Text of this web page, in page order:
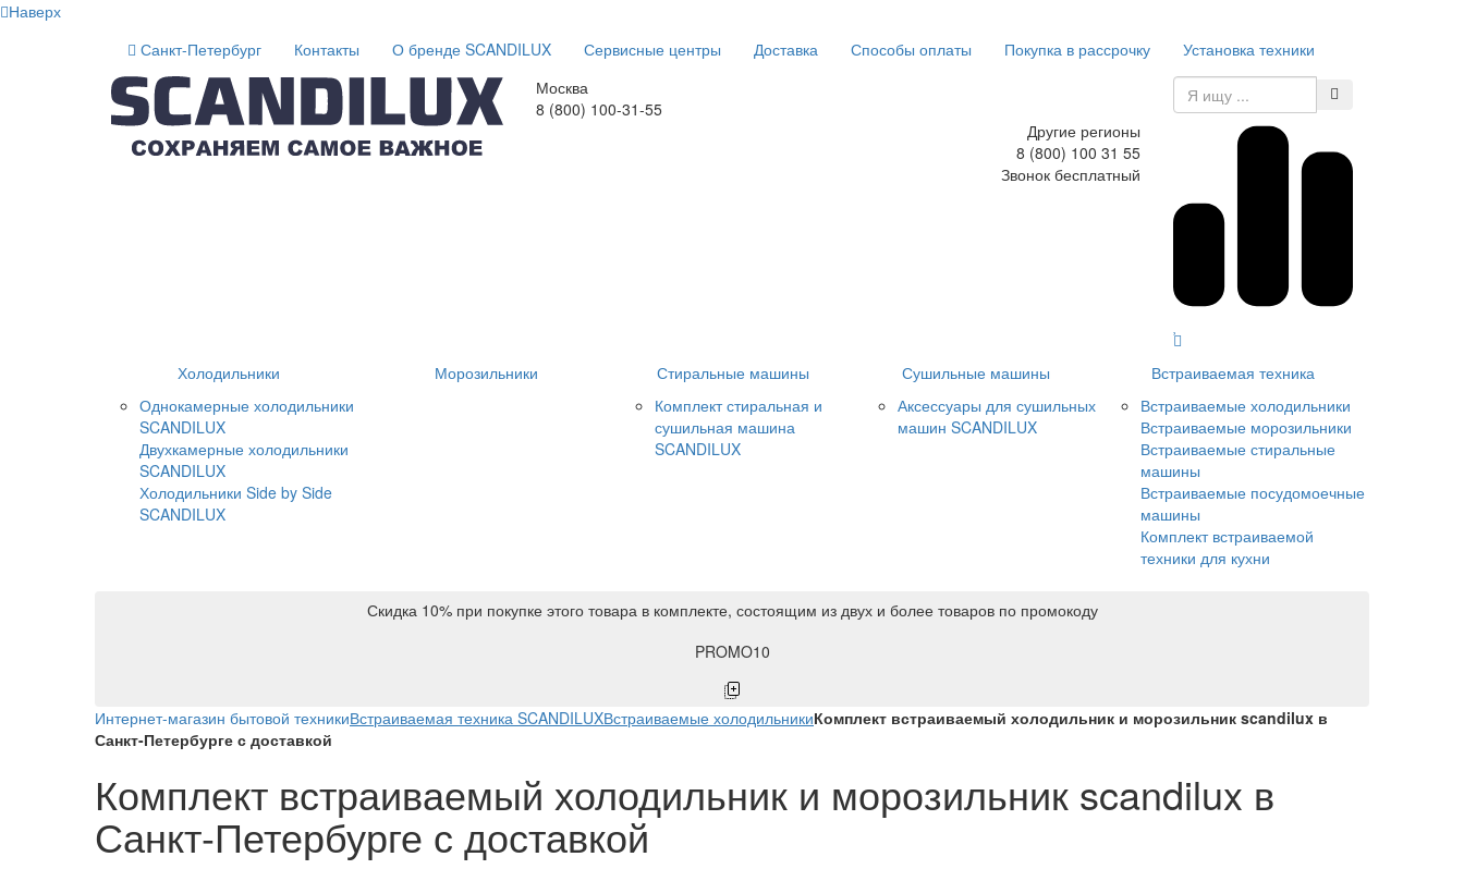
Наверх
Санкт-Петербург
Контакты О бренде SCANDILUX Сервисные центры Доставка Способы оплаты Покупка в рассрочку
Установка техники
Москва
8 (800) 100-31-55
Другие регионы
8 (800) 100 31 55
Звонок бесплатный
Холодильники
Однокамерные холодильники
SCANDILUX
Двухкамерные холодильники
SCANDILUX
Холодильники Side by Side
SCANDILUX
Морозильники
Стиральные машины
Комплект стиральная и
сушильная машина
SCANDILUX
Сушильные машины
Аксессуары для сушильных
машин SCANDILUX
Встраиваемая техника
Встраиваемые холодильники
Встраиваемые морозильники
Встраиваемые стиральные
машины
Встраиваемые посудомоечные
машины
Комплект встраиваемой
техники для кухни
Скидка 10% при покупке этого товара в комплекте, состоящим из двух и более товаров по промокоду
PROMO10
Интернет-магазин бытовой техникиВстраиваемая техника SCANDILUXВстраиваемые холодильникиКомплект встраиваемый холодильник и морозильник scandilux в
Санкт-Петербурге с доставкой
Комплект встраиваемый холодильник и морозильник scandilux в
Санкт-Петербурге с доставкой